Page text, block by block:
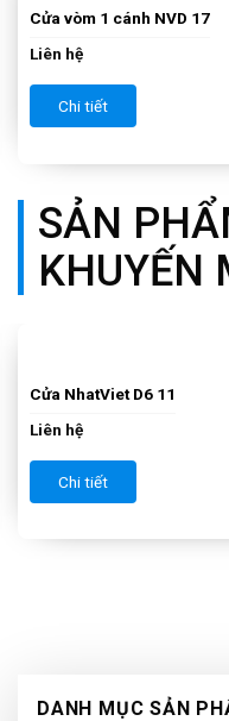
DANH MỤC SẢN
Cửa vòm 1 cánh NVD 16
Liên hệ
Chi tiết
SẢN
KHUYẾN
Cửa NhatViet D6 10
Liên hệ
Chi tiết